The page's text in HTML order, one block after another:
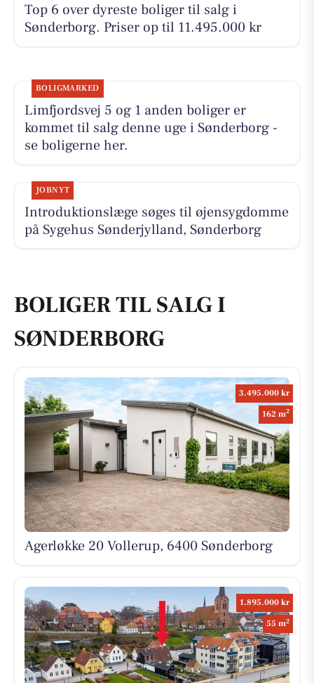
Top 6 over dyreste boliger til salg i
Sønderborg. Priser op til 11.495.000 kr
BOLIGMARKED
Limfjordsvej 5 og 1 anden boliger er
kommet til salg denne uge i Sønderborg -
se boligerne her.
JOBNYT
Introduktionslæge søges til øjensygdomme
på Sygehus Sønderjylland, Sønderborg
BOLIGER TIL SALG I
SØNDERBORG
3.495.000 kr
162 m2
Agerløkke 20 Vollerup, 6400 Sønderborg
1.895.000 kr
55 m2